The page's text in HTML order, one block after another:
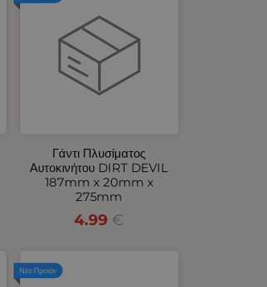
Γάντι Πλυσίματος
Αυτοκινήτου DIRT DEVIL
187mm x 20mm x
275mm
4.99 €
Νέο Προϊόν